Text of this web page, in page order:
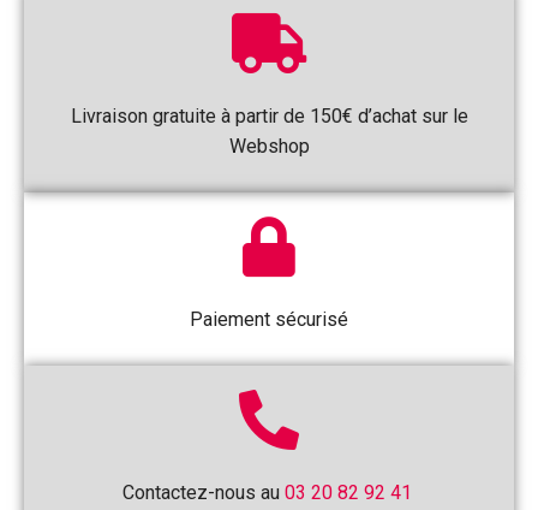
Livraison gratuite à partir de 150€ d’achat sur le
Webshop
Paiement sécurisé
Contactez-nous au 03 20 82 92 41